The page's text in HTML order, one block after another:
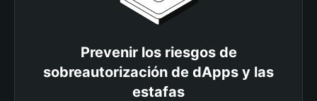
Prevenir los riesgos de
sobreautorización de dApps y las
estafas